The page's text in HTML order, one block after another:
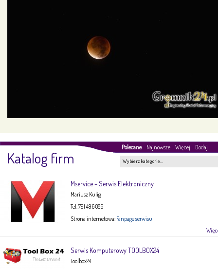
Polecane Najnowsze Więcej Dodaj
Katalog firm Wybierz kategorie…
Mservice – Serwis Elektroniczny
Mariusz Kulig
Tel. 791 496 886
Strona internetowa: Fanpage serwisu
Serwis Komputerowy TOOLBOX24
Toolbox24